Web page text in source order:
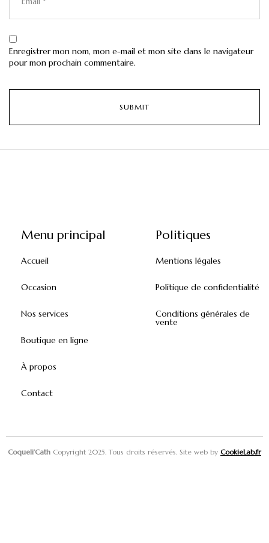
Enregistrer mon nom, mon e-mail et mon site dans le navigateur
pour mon prochain commentaire.
Menu principal
Accueil
Occasion
Nos services
Boutique en ligne
À propos
Contact
Politiques
Mentions légales
Politique de confidentialité
Conditions générales de
vente
Coqueli’Cath Copyright 2025. Tous droits réservés. Site web by CookieLab.fr